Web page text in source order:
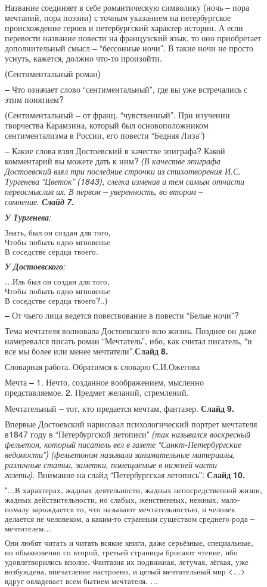
Название соединяет в себе романтическую символику (ночь – пора
мечтаний, пора поэзии) с точным указанием на петербургское
происхождение героев и петербургский характер истории. А если
перевести название повести на французский язык, то оно приобретает
дополнительный смысл – “бессонные ночи”. В такие ночи не просто
уснуть, кажется, должно что-то произойти.
(Сентиментальный роман)
– Что означает слово “сентиментальный”, где вы уже встречались с
этим понятием?
(Сентиментальный – от франц. “чувственный”. При изучении
творчества Карамзина, который был основоположником
сентиментализма в России, его повести “Бедная Лиза”)
– Какие слова взял Достоевский в качестве эпиграфа? Какой
комментарий вы можете дать к ним? (В качестве эпиграфа
Достоевский взял три последние строчки из стихотворения И.С.
Тургенева “Цветок” (1843), слегка изменив и тем самым отчасти
переосмыслив их. В первом – уверенность, во втором –
сомнение. Слайд 7.
У Тургенева:
Знать, был он создан для того,
Чтобы побыть одно мгновенье
В соседстве сердца твоего.
У Достоевского:
…Иль был он создан для того,
Чтобы побыть одно мгновенье
В соседстве сердца твоего?..)
– От чьего лица ведется повествование в повести “Белые ночи”?
Тема мечтателя волновала Достоевского всю жизнь. Позднее он даже
намеревался писать роман “Мечтатель”, ибо, как считал писатель, “и
все мы более или менее мечтатели”.Слайд 8.
Словарная работа. Обратимся к словарю С.И.Ожегова
Мечта – 1. Нечто, созданное воображением, мысленно
представляемое. 2. Предмет желаний, стремлений.
Мечтательный – тот, кто предается мечтам, фантазер. Слайд 9.
Впервые Достоевский нарисовал психологический портрет мечтателя
в1847 году в “Петербургской летописи” (так назывался воскресный
фельетон, который писатель вёл в газете “Санкт-Петербургские
ведомости”) (фельетоном называли занимательные материалы,
различные статьи, заметки, помещаемые в нижней части
газеты). Внимание на слайд “Петербургская летопись”: Слайд 10.
“…В характерах, жадных деятельности, жадных непосредственной жизни,
жадных действительности, но слабых, женственных, нежных, мало-
помалу зарождается то, что называют мечтательностью, и человек
делается не человеком, а каким-то странным существом среднего рода –
мечтателем…
Они любят читать и читать всякие книги, даже серьёзные, специальные,
но обыкновенно со второй, третьей страницы бросают чтение, ибо
удовлетворились вполне. Фантазия их подвижная, летучая, лёгкая, уже
возбуждена, впечатление настроено, и целый мечтательный мир <…>
вдруг овладевает всем бытием мечтателя. …